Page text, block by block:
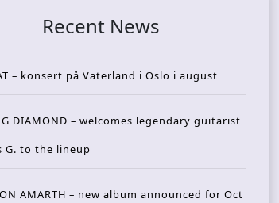
Recent News
– konsert på Vaterland i Oslo i august
DIAMOND – welcomes legendary guitarist
G. to the lineup
AMARTH – new album announced for Oct